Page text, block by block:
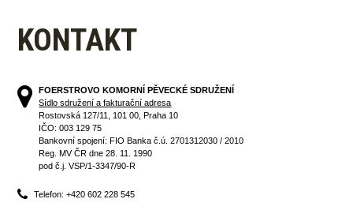
KONTAKT
FOERSTROVO KOMORNÍ PĚVECKÉ SDRUŽENÍ
Sídlo sdružení a fakturační adresa
Rostovská 127/11, 101 00, Praha 10
IČO: 003 129 75
Bankovní spojení: FIO Banka č.ú. 2701312030 / 2010
Reg. MV ČR dne 28. 11. 1990
pod č.j. VSP/1-3347/90-R
Telefon: +420 602 228 545